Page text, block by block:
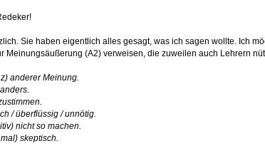
Sie haben eigentlich alles gesagt, was ich sagen wollte. Ich
Meinungsäußerung (A2) verweisen, die zuweilen auch Lehrern
anderer Meinung.
/ überflüssig / unnötig.
nicht so machen.
skeptisch.